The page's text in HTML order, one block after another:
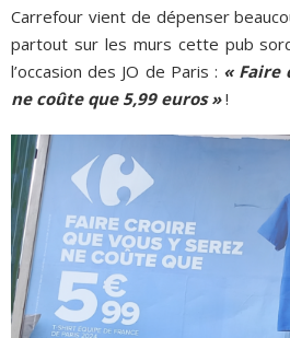
Carrefour vient de dépenser
partout sur les murs cette pub
l’occasion des JO de Paris : « Faire
ne coûte que 5,99 euros »!